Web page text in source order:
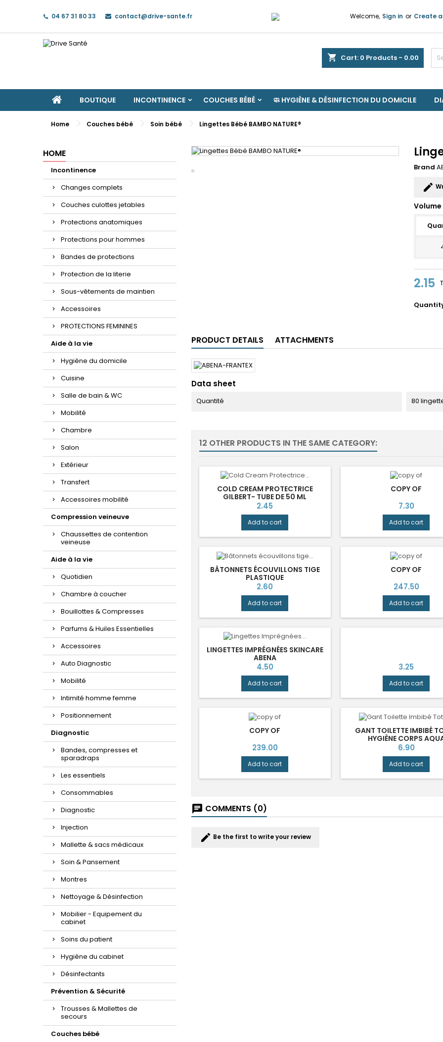
04 67 31 80 33 contact@drive-sante.fr Welcome, Sign in or Create
shopping_cart Cart: 0 Products - 0.00
BOUTIQUE INCONTINENCE COUCHES BÉBÉ 🧼 HYGIÈNE & DÉSINFECTION DU DOMICILE
Home Couches bébé Soin bébé Lingettes Bébé BAMBO NATURE®
HOME
Incontinence
Changes complets
Couches culottes jetables
Protections anatomiques
Protections pour hommes
Bandes de protections
Protection de la literie
Sous-vêtements de maintien
Accessoires
PROTECTIONS FEMININES
Aide à la vie
Hygiène du domicile
Cuisine
Salle de bain & WC
Mobilité
Chambre
Salon
Extérieur
Transfert
Accessoires mobilité
Compression veineuve
Chaussettes de contention
veineuse
Aide à la vie
Quotidien
Chambre à coucher
Bouillottes & Compresses
Parfums & Huiles Essentielles
Accessoires
Auto Diagnostic
Mobilité
Intimité homme femme
Positionnement
Diagnostic
Bandes, compresses et
sparadraps
Les essentiels
Consommables
Diagnostic
Injection
Mallette & sacs médicaux
Soin & Pansement
Montres
Nettoyage & Désinfection
Mobilier - Equipement du
cabinet
Soins du patient
Hygiène du cabinet
Désinfectants
Prévention & Sécurité
Trousses & Mallettes de
secours
Couches bébé
Brand
edit
2.15
PRODUCT DETAILS ATTACHMENTS
Data sheet
Quantité 80
12 OTHER PRODUCTS IN THE SAME CATEGORY:
COLD CREAM PROTECTRICE
GILBERT- TUBE DE 50 ML
Price
2.45
Add to cart
COPY OF
Price
7.30
Add to cart
BÂTONNETS ÉCOUVILLONS TIGE
PLASTIQUE
Price
2.60
Add to cart
COPY OF
Price
247.50
Add to cart
LINGETTES IMPRÉGNÉES SKINCARE
ABENA
Price
4.50
Add to cart
Price
3.25
Add to cart
COPY OF
Price
239.00
Add to cart
GANT TOILETTE IMBIBÉ
HYGIÈNE CORPS
Price
6.90
Add to cart
chat COMMENTS (0)
edit Be the first to write your review